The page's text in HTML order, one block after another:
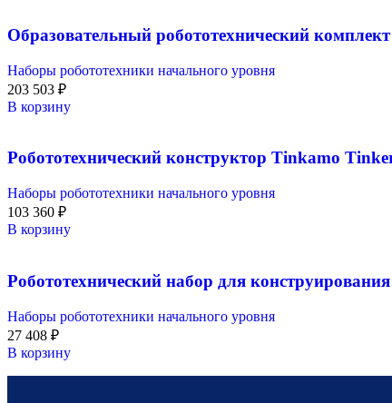
Образовательный робототехнический
Наборы робототехники начального уровня
203 503 ₽
В корзину
Робототехнический конструктор Tinkamo
Наборы робототехники начального уровня
103 360 ₽
В корзину
Робототехнический набор для
Наборы робототехники начального уровня
27 408 ₽
В корзину